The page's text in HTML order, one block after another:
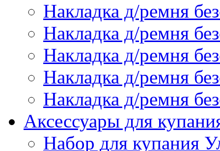
Накладка д/ремня
Накладка д/ремня
Накладка д/ремня
Накладка д/ремня
Накладка д/ремня
Аксессуары для
Набор для купания